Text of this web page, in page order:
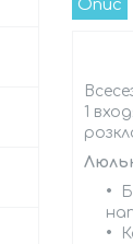
Опис
1